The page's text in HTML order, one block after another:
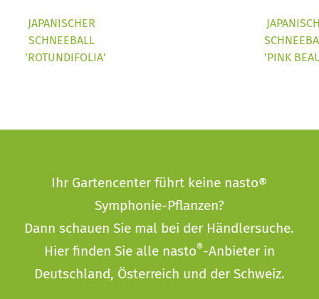
JAPANISCHER
SCHNEEBALL
'ROTUNDIFOLIA'
'PINK
Ihr Gartencenter führt keine nasto®
Symphonie-Pflanzen?
Dann schauen Sie mal bei der Händlersuche.
Hier finden Sie alle nasto®-Anbieter in
Deutschland, Österreich und der Schweiz.